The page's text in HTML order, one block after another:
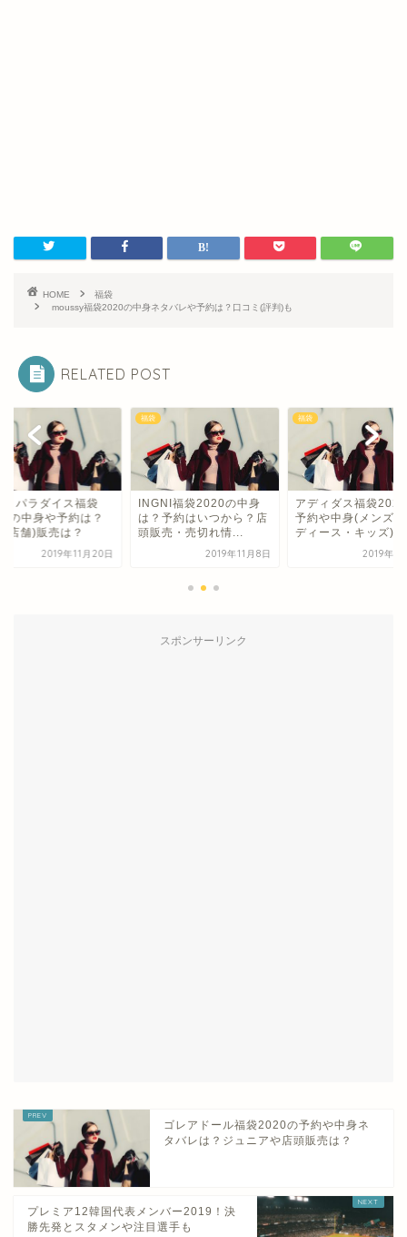
HOME
福袋
moussy福袋2020の中身ネタバレや予約は？口コミ(評判)も
RELATED POST
トパラダイス福袋
の中身や予約は？
(店舗)販売は？
2019年11月20日
福袋
INGNI福袋2020の中身
は？予約はいつから？店
頭販売・売切れ情...
2019年11月8日
福袋
アディダス福袋
予約や中身(メンズ
ディース・キッズ)
2019年11
スポンサーリンク
ゴレアドール福袋2020の予約や中身ネ
タバレは？ジュニアや店頭販売は？
プレミア12韓国代表メンバー2019！決
勝先発とスタメンや注目選手も